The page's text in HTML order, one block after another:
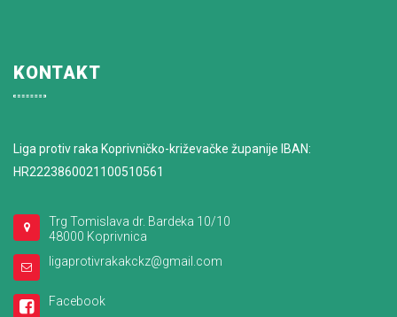
KONTAKT
Liga protiv raka Koprivničko-križevačke županije IBAN:
HR2223860021100510561
Trg Tomislava dr. Bardeka 10/10
48000 Koprivnica
ligaprotivrakakckz@gmail.com
Facebook